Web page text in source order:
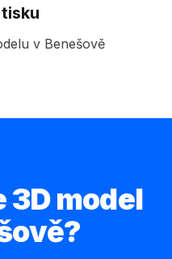
v Benešově
model